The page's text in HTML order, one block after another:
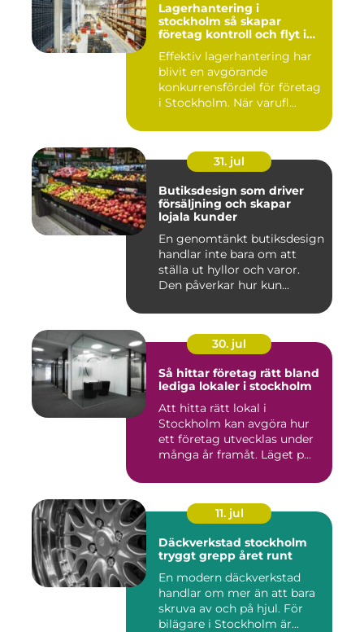
Lagerhantering i
stockholm så skapar
företag kontroll och flyt i
Effektiv lagerhantering har
blivit en avgörande
konkurrensfördel för företag
i Stockholm. När varufl...
31. jul
Butiksdesign som driver
försäljning och skapar
lojala kunder
En genomtänkt butiksdesign
handlar inte bara om att
ställa ut hyllor och varor.
Den påverkar hur kun...
30. jul
Så hittar företag rätt bland
lediga lokaler i stockholm
Att hitta rätt lokal i
Stockholm kan avgöra hur
ett företag utvecklas under
många år framåt. Läget p...
11. jul
Däckverkstad stockholm
tryggt grepp året runt
En modern däckverkstad
handlar om mer än att bara
skruva av och på hjul. För
bilägare i Stockholm är...